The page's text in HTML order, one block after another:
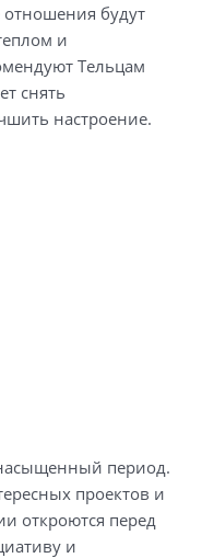
будут
и
Тельцам
снять
настроение.
период.
проектов и
откроются перед
и